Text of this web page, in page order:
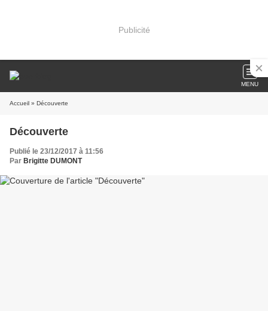
Publicité
MENU
Accueil » Découverte
Découverte
Publié le 23/12/2017 à 11:56
Par Brigitte DUMONT